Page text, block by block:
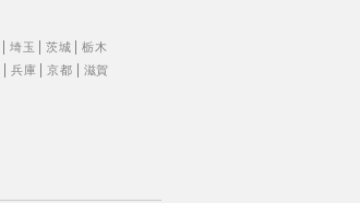
埼玉 茨城
栃木
兵庫 京都
滋賀